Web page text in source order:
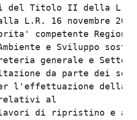
del Titolo II
L.R. 16
competente
Ambiente e
generale e
da parte
per
lavori di ripristino e